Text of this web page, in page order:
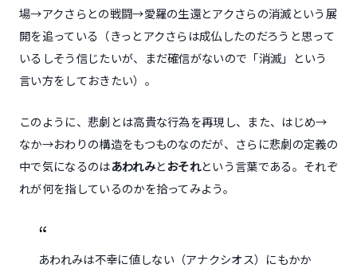
場→アクさらとの戦闘→愛羅の生還とアクさらの消滅という展
開を追っている（きっとアクさらは成仏したのだろうと思って
いるしそう信じたいが、まだ確信がないので「消滅」という
言い方をしておきたい）。
このように、悲劇とは高貴な行為を再現し、また、はじめ→
なか→おわりの構造をもつものなのだが、さらに悲劇の定義の
中で気になるのはあわれみとおそれという言葉である。それぞ
れが何を指しているのかを拾ってみよう。
あわれみは不幸に値しない（アナクシオス）にもかか